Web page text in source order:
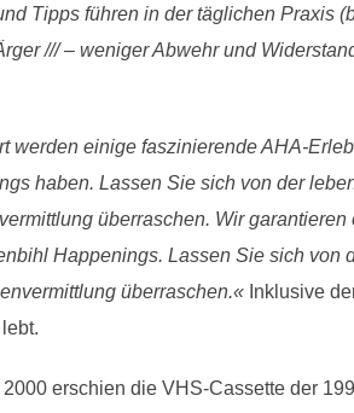
Tipps führen in der täglichen Praxis
/// – weniger Abwehr und
werden einige faszinierende AHA-
haben. Lassen Sie sich von der
überraschen. Wir
Happenings. Lassen Sie sich von
überraschen.« Inklusive
2000 erschien die VHS-Cassette der